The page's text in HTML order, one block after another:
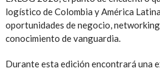
logístico de Colombia y América
oportunidades de negocio,
conocimiento de vanguardia.
Durante esta edición encontrará una